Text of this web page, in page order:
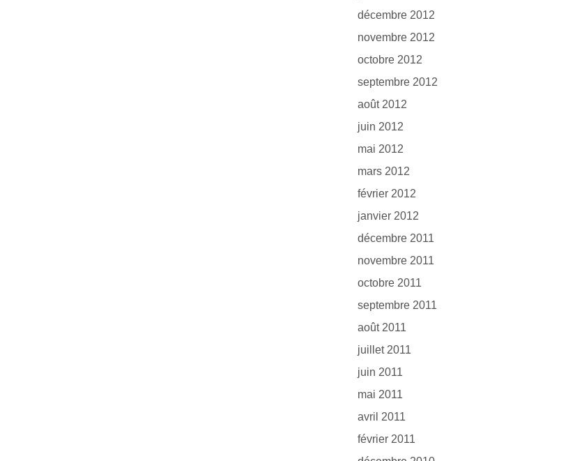
décembre 2012
novembre 2012
octobre 2012
septembre 2012
août 2012
juin 2012
mai 2012
mars 2012
février 2012
janvier 2012
décembre 2011
novembre 2011
octobre 2011
septembre 2011
août 2011
juillet 2011
juin 2011
mai 2011
avril 2011
février 2011